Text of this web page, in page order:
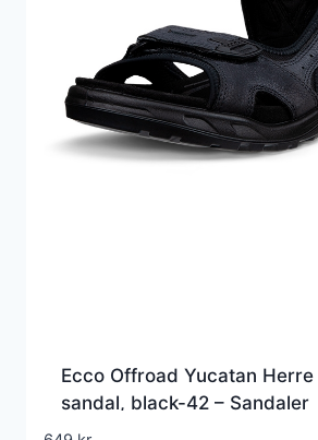
Ecco Offroad Yucatan
sandal, black-42 – Sandaler